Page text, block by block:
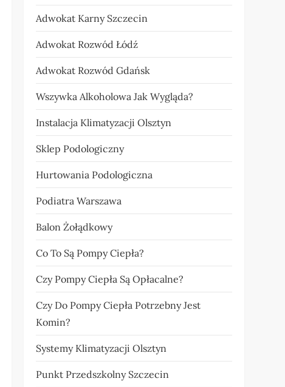
Adwokat Karny Szczecin
Adwokat Rozwód Łódź
Adwokat Rozwód Gdańsk
Wszywka Alkoholowa Jak Wygląda?
Instalacja Klimatyzacji Olsztyn
Sklep Podologiczny
Hurtowania Podologiczna
Podiatra Warszawa
Balon Żołądkowy
Co To Są Pompy Ciepła?
Czy Pompy Ciepła Są Opłacalne?
Czy Do Pompy Ciepła Potrzebny Jest
Komin?
Systemy Klimatyzacji Olsztyn
Punkt Przedszkolny Szczecin